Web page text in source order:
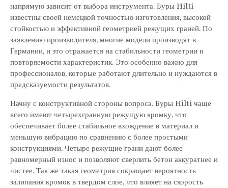
напрямую зависит от выбора инструмента. Буры Hilti
известны своей немецкой точностью изготовления, высокой
стойкостью и эффективной геометрией режущих граней. По
заявлению производителя, многие модели производят в
Германии, и это отражается на стабильности геометрии и
повторяемости характеристик. Это особенно важно для
профессионалов, которые работают длительно и нуждаются в
предсказуемости результатов.
Начну с конструктивной стороны вопроса. Буры Hilti чаще
всего имеют четырехгранную режущую кромку, что
обеспечивает более стабильное вхождение в материал и
меньшую вибрацию по сравнению с более простыми
конструкциями. Четыре режущие грани дают более
равномерный износ и позволяют сверлить бетон аккуратнее и
чистее. Так же такая геометрия сокращает вероятность
залипания кромок в твердом слое, что влияет на скорость